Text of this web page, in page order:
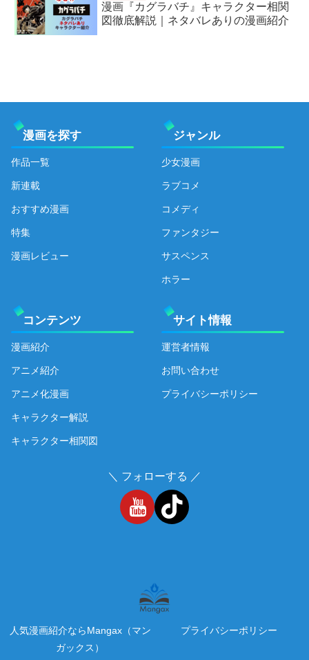
漫画『カグラバチ』キャラクター相関
図徹底解説｜ネタバレありの漫画紹介
漫画を探す
作品一覧
新連載
おすすめ漫画
特集
漫画レビュー
ジャンル
少女漫画
ラブコメ
コメディ
ファンタジー
サスペンス
ホラー
コンテンツ
漫画紹介
アニメ紹介
アニメ化漫画
キャラクター解説
キャラクター相関図
サイト情報
運営者情報
お問い合わせ
プライバシーポリシー
＼ フォローする ／
人気漫画紹介ならMangax（マン
ガックス）
プライバシーポリシー